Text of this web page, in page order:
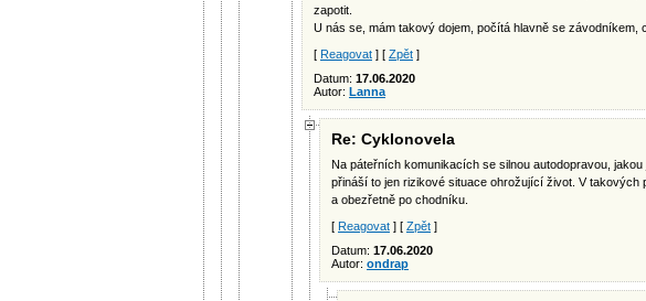
zapotit.
U nás se, mám takový dojem, počítá hlavně se
[ Reagovat ] [ Zpět ]
Datum: 17.06.2020
Autor: Lanna
Re: Cyklonovela
Na páteřních komunikacích se silnou autodopravou,
přináší to jen rizikové situace ohrožující život. V takových
a obezřetně po chodníku.
[ Reagovat ] [ Zpět ]
Datum: 17.06.2020
Autor: ondrap